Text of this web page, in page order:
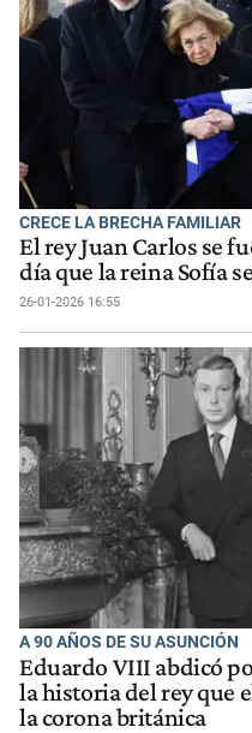
CRECE LA BRECHA FAMILIAR
El rey Juan Carlos se
día que la reina Sofía
26-01-2026 16:55
A 90 AÑOS DE SU ASUNCIÓN
Eduardo VIII abdicó
la historia del rey que
la corona británica